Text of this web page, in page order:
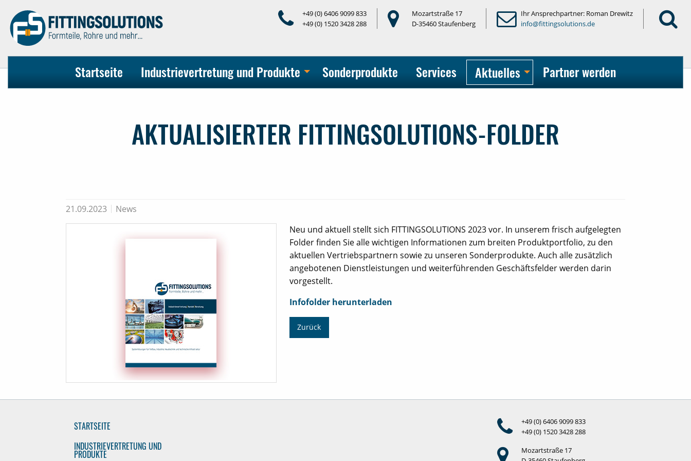
+49 (0) 6406 9099 833
+49 (0) 1520 3428 288
Mozartstraße 17
D-35460 Staufenberg
Ihr Ansprechpartner: Roman Drewitz
info@fittingsolutions.de
Startseite Industrievertretung und Produkte Sonderprodukte Services Aktuelles Partner werden
AKTUALISIERTER FITTINGSOLUTIONS-FOLDER
21.09.2023
News
Neu und aktuell stellt sich FITTINGSOLUTIONS 2023 vor. In unserem frisch aufgelegten
Folder finden Sie alle wichtigen Informationen zum breiten Produktportfolio, zu den
aktuellen Vertriebspartnern sowie zu unseren Sonderprodukte. Auch alle zusätzlich
angebotenen Dienstleistungen und weiterführenden Geschäftsfelder werden darin
vorgestellt.
Infofolder herunterladen
Zurück
STARTSEITE
INDUSTRIEVERTRETUNG UND
PRODUKTE
+49 (0) 6406 9099 833
+49 (0) 1520 3428 288
Mozartstraße 17